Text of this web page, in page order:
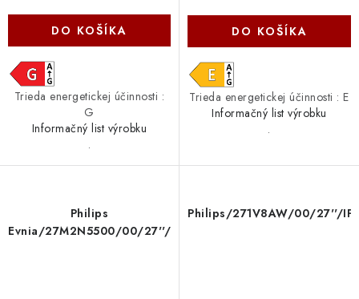
DO KOŠÍKA
Trieda energetickej účinnosti :
G
Informačný list výrobku
.
DO KOŠÍKA
Trieda energetickej účinnosti : E
Informačný list výrobku
.
Philips
Evnia/27M2N5500/00/27''/IPS/QHD/180Hz/1ms/Gray/3R
Philips/271V8AW/00/27''/